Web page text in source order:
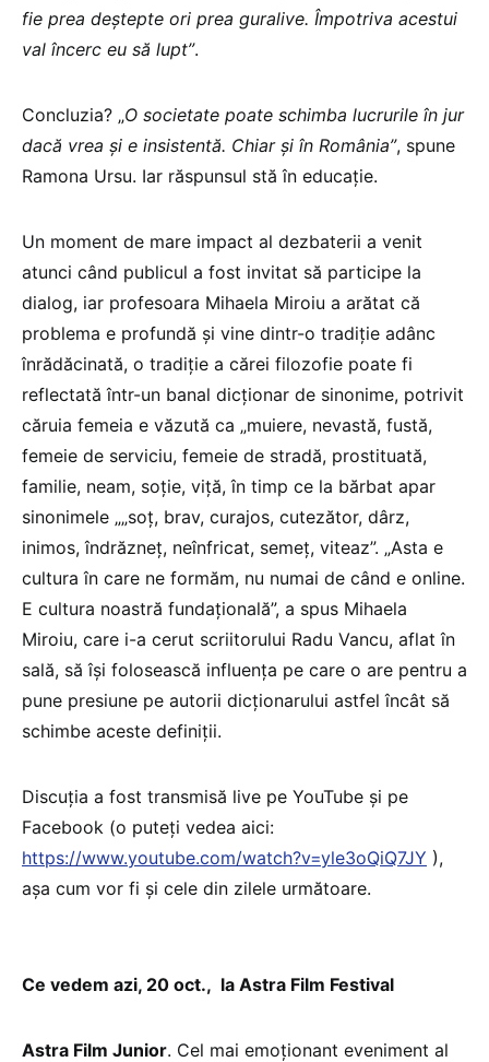
fie prea deștepte ori prea guralive. Împotriva acestui
val încerc eu să lupt”.
Concluzia? „O societate poate schimba lucrurile în jur
dacă vrea și e insistentă. Chiar și în România”, spune
Ramona Ursu. Iar răspunsul stă în educație.
Un moment de mare impact al dezbaterii a venit
atunci când publicul a fost invitat să participe la
dialog, iar profesoara Mihaela Miroiu a arătat că
problema e profundă și vine dintr-o tradiție adânc
înrădăcinată, o tradiție a cărei filozofie poate fi
reflectată într-un banal dicționar de sinonime, potrivit
căruia femeia e văzută ca „muiere, nevastă, fustă,
femeie de serviciu, femeie de stradă, prostituată,
familie, neam, soție, viță, în timp ce la bărbat apar
sinonimele „„soț, brav, curajos, cutezător, dârz,
inimos, îndrăzneț, neînfricat, semeț, viteaz”. „Asta e
cultura în care ne formăm, nu numai de când e online.
E cultura noastră fundațională”, a spus Mihaela
Miroiu, care i-a cerut scriitorului Radu Vancu, aflat în
sală, să își folosească influența pe care o are pentru a
pune presiune pe autorii dicționarului astfel încât să
schimbe aceste definiții.
Discuția a fost transmisă live pe YouTube și pe
Facebook (o puteți vedea aici:
https://www.youtube.com/watch?v=yle3oQiQ7JY ),
așa cum vor fi și cele din zilele următoare.
Ce vedem azi, 20 oct., la Astra Film Festival
Astra Film Junior. Cel mai emoționant eveniment al